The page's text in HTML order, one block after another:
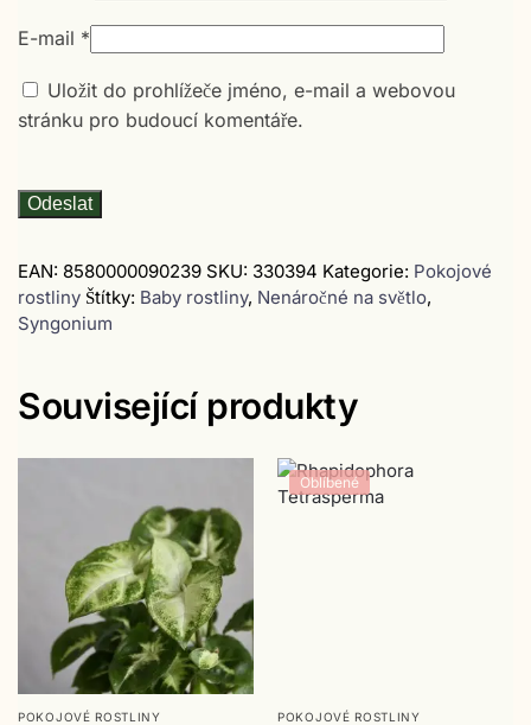
E-mail *
Uložit do prohlížeče jméno, e-mail a webovou
stránku pro budoucí komentáře.
EAN: 8580000090239 SKU: 330394 Kategorie: Pokojové
rostliny Štítky: Baby rostliny, Nenáročné na světlo,
Syngonium
Související produkty
POKOJOVÉ ROSTLINY
Oblíbené
POKOJOVÉ ROSTLINY